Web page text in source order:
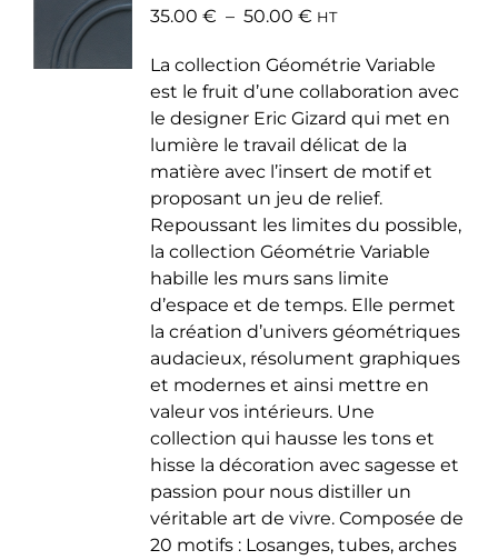
peuvent
choisies
sur
la
page
du
produit
35.00 € – 50.00 €Plage
prix :
35.00 €
à
50.00 €
HT
La collection Géométrie Variable
est le fruit d’une collaboration avec
le designer Eric Gizard qui met en
lumière le travail délicat de la
matière avec l’insert de motif et
proposant un jeu de relief.
Repoussant les limites du possible,
la collection Géométrie Variable
habille les murs sans limite
d’espace et de temps. Elle permet
la création d’univers géométriques
audacieux, résolument graphiques
et modernes et ainsi mettre en
valeur vos intérieurs. Une
collection qui hausse les tons et
hisse la décoration avec sagesse et
passion pour nous distiller un
véritable art de vivre. Composée de
20 motifs : Losanges, tubes, arches